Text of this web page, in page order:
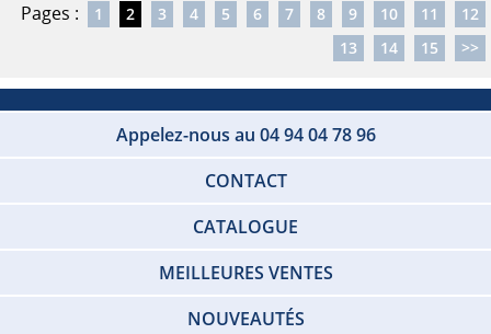
Pages : 1 2 3 4 5 6 7 8 9 10 11
12
13
14 15 >>
Appelez-nous au 04 94 04 78 96
CONTACT
CATALOGUE
MEILLEURES VENTES
NOUVEAUTÉS